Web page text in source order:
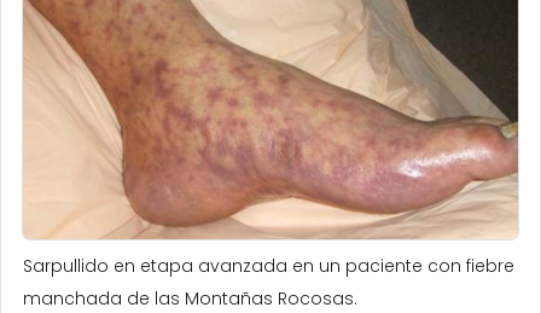
Sarpullido en etapa avanzada en un paciente con fiebre
manchada de las Montañas Rocosas.